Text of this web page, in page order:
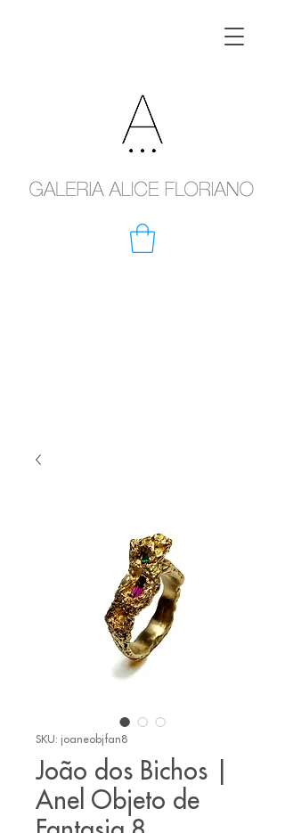
SKU: joaneobjfan8
João dos Bichos |
Anel Objeto de